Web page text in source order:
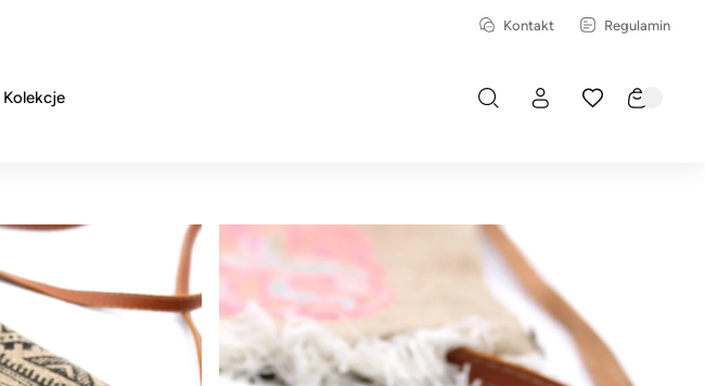
Kontakt Regulamin
Kolekcje